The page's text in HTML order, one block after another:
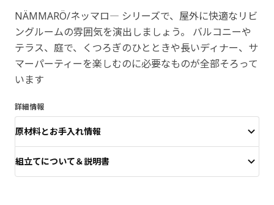
NÄMMARÖ/ネッマロ― シリーズで、屋外に快適なリビ
ングルームの雰囲気を演出しましょう。 バルコニーや
テラス、庭で、くつろぎのひとときや長いディナー、サ
マーパーティーを楽しむのに必要なものが全部そろって
います
詳細情報
原材料とお手入れ情報
組立てについて＆説明書